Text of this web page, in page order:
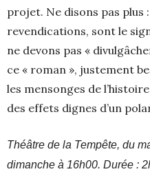
projet. Ne disons pas plus
revendications, sont le
ne devons pas «
ce « roman », justement
les mensonges de
des effets dignes d’un
Théâtre de la Tempête, du
dimanche à 16h00. Durée :